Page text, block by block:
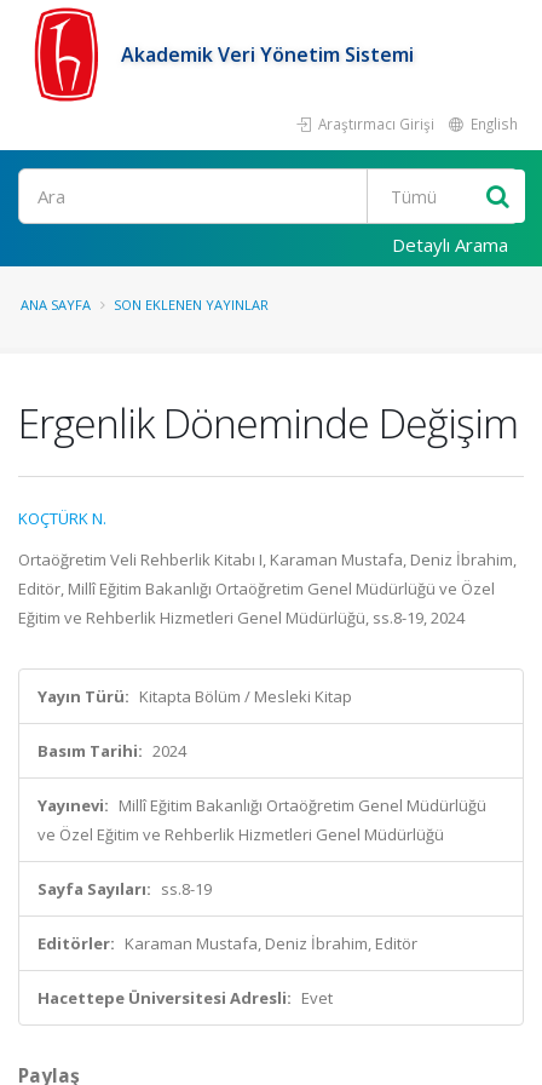
Akademik Veri Yönetim Sistemi
Araştırmacı Girişi English
Ara
Detaylı Arama
ANA SAYFA SON EKLENEN YAYINLAR
Ergenlik Döneminde Değişim
KOÇTÜRK N.
Ortaöğretim Veli Rehberlik Kitabı I, Karaman Mustafa, Deniz İbrahim,
Editör, Millî Eğitim Bakanlığı Ortaöğretim Genel Müdürlüğü ve Özel
Eğitim ve Rehberlik Hizmetleri Genel Müdürlüğü, ss.8-19, 2024
Yayın Türü: Kitapta Bölüm / Mesleki Kitap
Basım Tarihi: 2024
Yayınevi: Millî Eğitim Bakanlığı Ortaöğretim Genel Müdürlüğü
ve Özel Eğitim ve Rehberlik Hizmetleri Genel Müdürlüğü
Sayfa Sayıları: ss.8-19
Editörler: Karaman Mustafa, Deniz İbrahim, Editör
Hacettepe Üniversitesi Adresli: Evet
Paylaş